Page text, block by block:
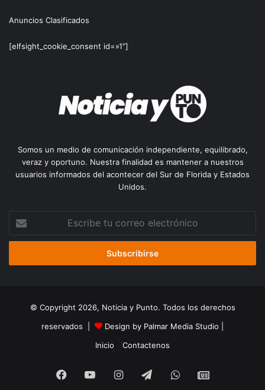
Anuncios Clasificados
[elfsight_cookie_consent id=»1″]
Somos un medio de comunicación independiente, equilibrado,
veraz y oportuno. Nuestra finalidad es mantener a nuestros
usuarios informados del acontecer del Sur de Florida y Estados
Unidos.
tu
correo
© Copyright 2026, Noticia y Punto. Todos los derechos
reservados |
Design by Palmar Media Studio
Inicio
Contactenos
FacebookYouTubeInstagramTelegramWhatsApp